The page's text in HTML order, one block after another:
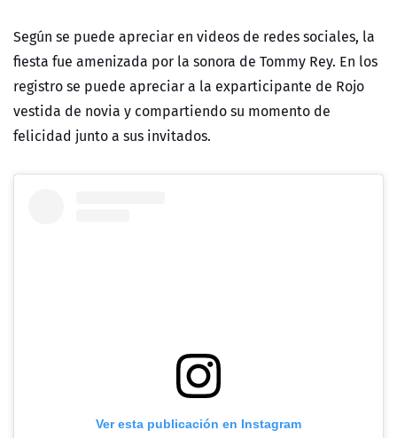
Según se puede apreciar en videos de redes sociales, la
fiesta fue amenizada por la sonora de Tommy Rey. En los
registro se puede apreciar a la exparticipante de Rojo
vestida de novia y compartiendo su momento de
felicidad junto a sus invitados.
Ver esta publicación en Instagram